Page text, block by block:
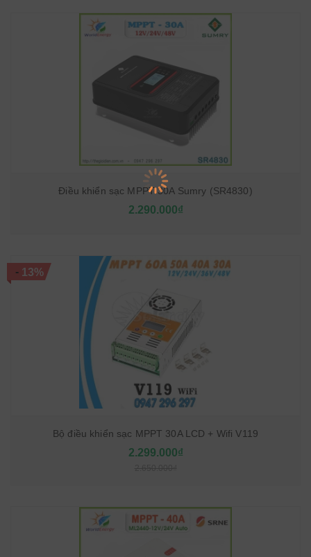
Điều khiển sạc MPPT 30A Sumry (SR4830)
2.290.000₫
-13%
Bộ điều khiển sạc MPPT 30A LCD + Wifi V119
2.299.000₫